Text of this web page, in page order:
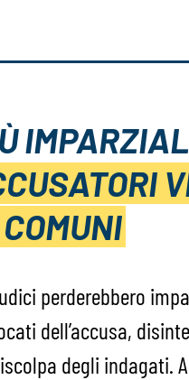
perderebbero
dell’accusa,
degli indagati.